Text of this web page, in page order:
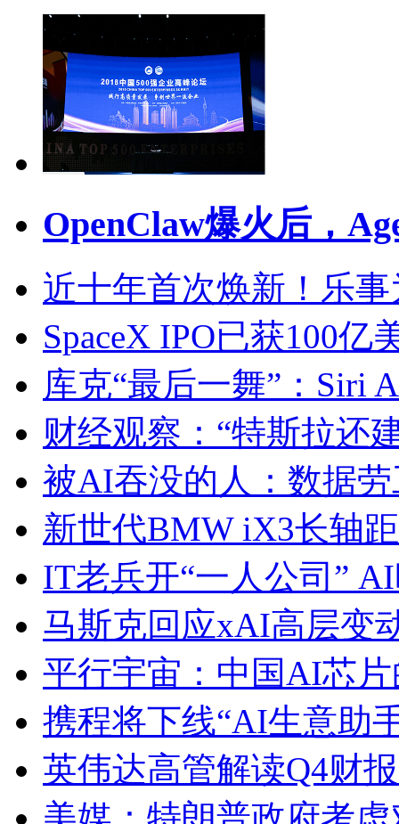
OpenClaw爆火后，
近十年首次焕新！乐
SpaceX IPO已获100
库克“最后一舞”：Siri
财经观察：“特斯拉还
被AI吞没的人：数据
新世代BMW iX3长轴
IT老兵开“一人公司”
马斯克回应xAI高层变
平行宇宙：中国AI芯
携程将下线“AI生意助
英伟达高管解读Q4财